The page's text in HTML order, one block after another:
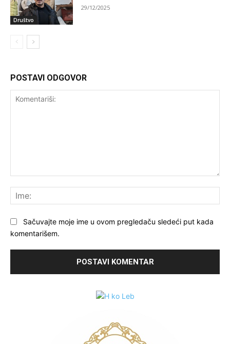
Društvo
29/12/2025
POSTAVI ODGOVOR
Sačuvajte moje ime u ovom pregledaču sledeći put kada
komentarišem.